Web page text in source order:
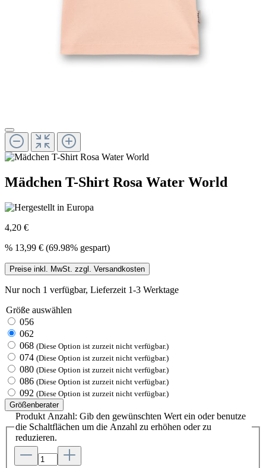
Mädchen T-Shirt Rosa Water World
4,20 €
% 13,99 € (69.98% gespart)
Preise inkl. MwSt. zzgl. Versandkosten
Nur noch 1 verfügbar, Lieferzeit 1-3 Werktage
Größe auswählen
056
062
068 (Diese Option ist zurzeit nicht verfügbar.)
074 (Diese Option ist zurzeit nicht verfügbar.)
080 (Diese Option ist zurzeit nicht verfügbar.)
086 (Diese Option ist zurzeit nicht verfügbar.)
092 (Diese Option ist zurzeit nicht verfügbar.)
Größenberater
Produkt Anzahl: Gib den gewünschten Wert ein oder benutze
die Schaltflächen um die Anzahl zu erhöhen oder zu
reduzieren.